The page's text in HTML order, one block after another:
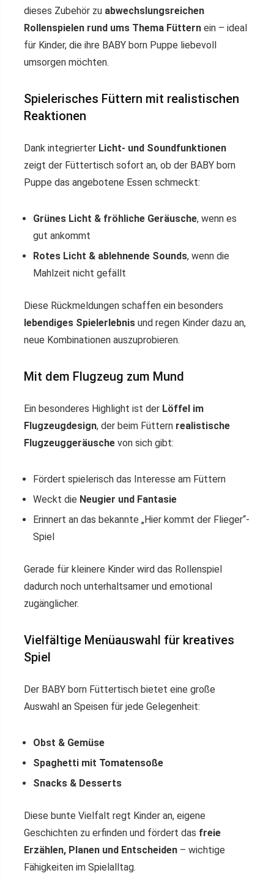
dieses Zubehör zu abwechslungsreichen
Rollenspielen rund ums Thema Füttern ein – ideal
für Kinder, die ihre BABY born Puppe liebevoll
umsorgen möchten.
Spielerisches Füttern mit realistischen
Reaktionen
Dank integrierter Licht- und Soundfunktionen
zeigt der Füttertisch sofort an, ob der BABY born
Puppe das angebotene Essen schmeckt:
Grünes Licht & fröhliche Geräusche, wenn es
gut ankommt
Rotes Licht & ablehnende Sounds, wenn die
Mahlzeit nicht gefällt
Diese Rückmeldungen schaffen ein besonders
lebendiges Spielerlebnis und regen Kinder dazu an,
neue Kombinationen auszuprobieren.
Mit dem Flugzeug zum Mund
Ein besonderes Highlight ist der Löffel im
Flugzeugdesign, der beim Füttern realistische
Flugzeuggeräusche von sich gibt:
Fördert spielerisch das Interesse am Füttern
Weckt die Neugier und Fantasie
Erinnert an das bekannte „Hier kommt der Flieger“-
Spiel
Gerade für kleinere Kinder wird das Rollenspiel
dadurch noch unterhaltsamer und emotional
zugänglicher.
Vielfältige Menüauswahl für kreatives
Spiel
Der BABY born Füttertisch bietet eine große
Auswahl an Speisen für jede Gelegenheit:
Obst & Gemüse
Spaghetti mit Tomatensoße
Snacks & Desserts
Diese bunte Vielfalt regt Kinder an, eigene
Geschichten zu erfinden und fördert das freie
Erzählen, Planen und Entscheiden – wichtige
Fähigkeiten im Spielalltag.